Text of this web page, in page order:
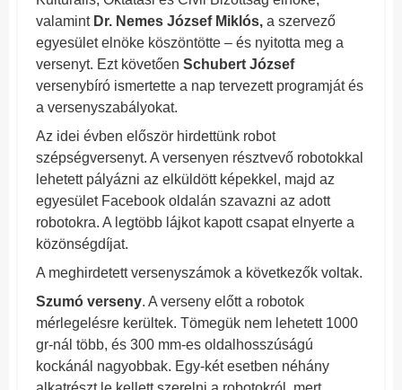
valamint Dr. Nemes József Miklós, a szervező
egyesület elnöke köszöntötte – és nyitotta meg a
versenyt. Ezt követően Schubert József
versenybíró ismertette a nap tervezett programját és
a versenyszabályokat.
Az idei évben először hirdettünk robot
szépségversenyt. A versenyen résztvevő robotokkal
lehetett pályázni az elküldött képekkel, majd az
egyesület Facebook oldalán szavazni az adott
robotokra. A legtöbb lájkot kapott csapat elnyerte a
közönségdíjat.
A meghirdetett versenyszámok a következők voltak.
Szumó verseny. A verseny előtt a robotok
mérlegelésre kerültek. Tömegük nem lehetett 1000
gr-nál több, és 300 mm-es oldalhosszúságú
kockánál nagyobbak. Egy-két esetben néhány